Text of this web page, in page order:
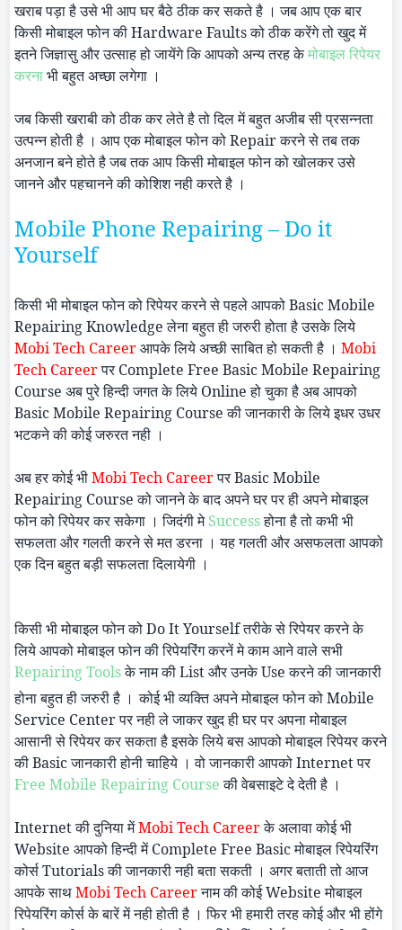
खराब पड़ा है उसे भी आप घर बैठे ठीक कर सकते है । जब आप एक बार
किसी मोबाइल फोन कीHardware Faultsको ठीक करेंगे तो खुद में
इतने जिज्ञासु और उत्साह हो जायेंगे कि आपको अन्य तरह केमोबाइल रिपेयर
करनाभी बहुत अच्छा लगेगा ।
जब किसी खराबी को ठीक कर लेते है तो दिल में बहुत अजीब सी प्रसन्नता
उत्पन्न होती है । आप एक मोबाइल फोन कोRepairकरने से तब तक
अनजान बने होते है जब तक आप किसी मोबाइल फोन को खोलकर उसे
जानने और पहचानने की कोशिश नही करते है ।
Mobile Phone Repairing – Do it
Yourself
किसी भी मोबाइल फोन को रिपेयर करने से पहले आपकोBasic Mobile
Repairing Knowledgeलेना बहुत ही जरुरी होता है उसके लिये
MobiTech Careerआपके लिये अच्छी साबित हो सकती है । Mobi
Tech Careerपर Complete Free Basic Mobile Repairing
Course अब पुरे हिन्दी जगत के लिये Onlineहो चुका है अब आपको
Basic Mobile Repairing Courseकी जानकारी के लिये इधर उधर
भटकने की कोई जरुरत नही ।
अब हर कोई भीMobiTech CareerपरBasic Mobile
Repairing Courseको जानने के बाद अपने घर पर ही अपने मोबाइल
फोन को रिपेयर कर सकेगा । जिदंगी मेSuccessहोना है तो कभी भी
सफलता और गलती करने से मत डरना । यह गलती और असफलता आपको
एक दिन बहुत बड़ी सफलता दिलायेगी ।
किसी भी मोबाइल फोन कोDo It Yourselfतरीके से रिपेयर करने के
लिये आपको मोबाइल फोन की रिपेयरिंग करनें मे काम आने वाले सभी
Repairing Toolsके नाम कीListऔर उनकेUseकरने की जानकारी
होना बहुत ही जरुरी है । कोई भी व्यक्ति अपने मोबाइल फोन कोMobile
Service Centerपर नही ले जाकर खुद ही घर पर अपना मोबाइल
आसानी से रिपेयर कर सकता है इसके लिये बस आपको मोबाइल रिपेयर करने
कीBasicजानकारी होनी चाहिये । वो जानकारी आपकोInternetपर
Free Mobile Repairing Course की वेबसाइटे दे देती है ।
Internetकी दुनिया मेंMobiTech Careerके अलावा कोई भी
Website आपको हिन्दी मेंComplete Free Basicमोबाइल रिपेयरिंग
कोर्सTutorialsकी जानकारी नही बता सकती । अगर बताती तो आज
आपके साथMobiTech Careerनाम की कोईWebsiteमोबाइल
रिपेयरिंग कोर्स के बारें में नही होती है । फिर भी हमारी तरह कोई और भी होंगे